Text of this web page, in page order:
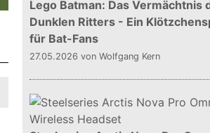
Lego Batman: Das Vermächtnis
Dunklen Ritters - Ein
für Bat-Fans
27.05.2026 von Wolfgang Kern